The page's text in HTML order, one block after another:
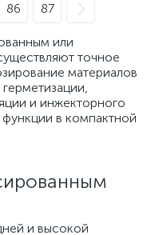
86 87
или
точное
материалов
и инжекторного
в компактной
и высокой